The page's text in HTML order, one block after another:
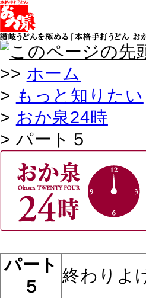
>> ホーム
> もっと知りたい
> おか泉24時
> パート５
パート
５
終わりよ